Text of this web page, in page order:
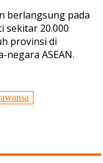
berlangsung pada
sekitar 20.000
provinsi di
ASEAN.